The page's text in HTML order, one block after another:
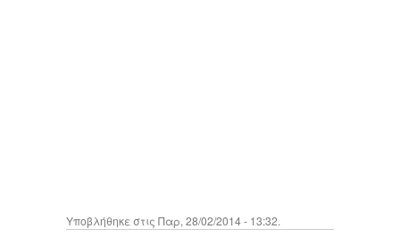
Υποβλήθηκε στις Παρ, 28/02/2014 - 13:32.